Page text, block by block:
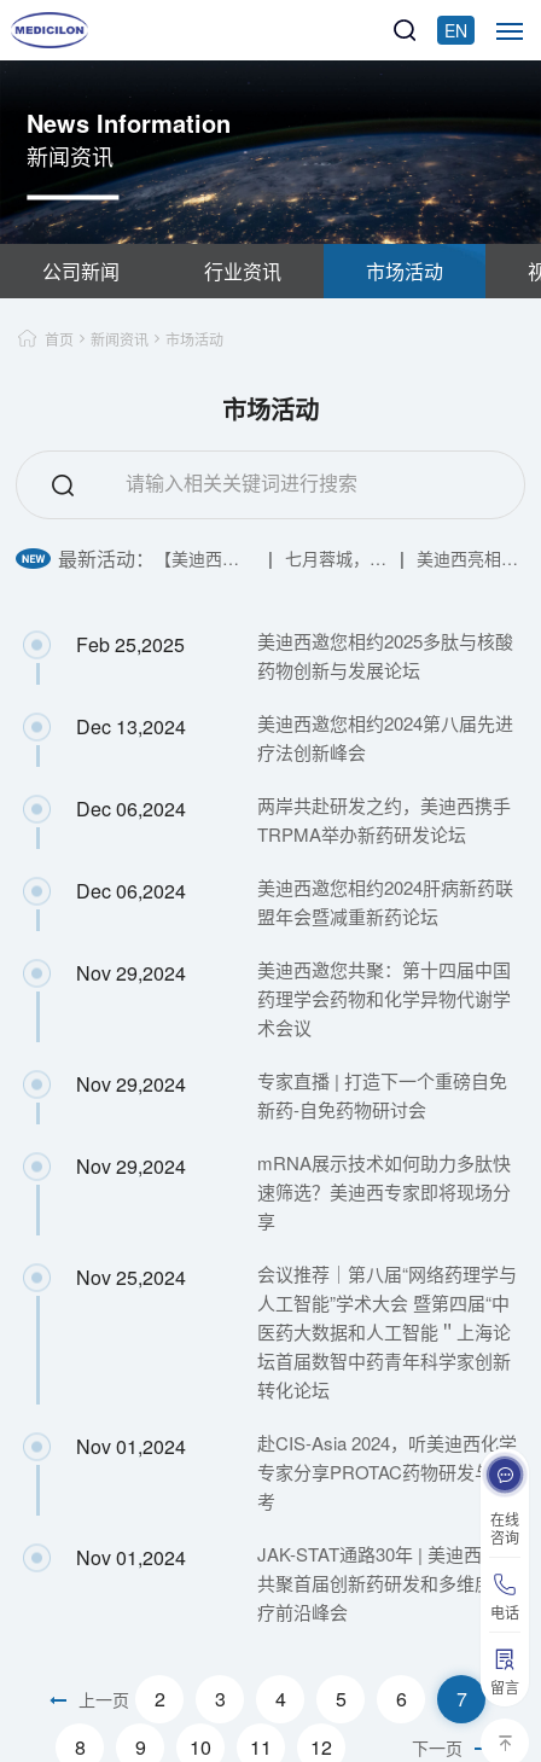
EN
在线
咨询
电话
留言
News Information
新闻资讯
公司新闻 行业资讯 市场活动
首页 新闻资讯 市场活动
市场活动
最新活动：
【美迪西主
TPD/肿瘤免
| 七月蓉城，美
部创新论坛，
共探核酸药物
创新之路
| 美迪西亮相
发与出海策略
分享，B66展
位邀您相聚
Feb 25,2025
美迪西邀您相约2025多肽与核酸
药物创新与发展论坛
Dec 13,2024
美迪西邀您相约2024第八届先进
疗法创新峰会
Dec 06,2024
两岸共赴研发之约，美迪西携手
TRPMA举办新药研发论坛
Dec 06,2024
美迪西邀您相约2024肝病新药联
盟年会暨减重新药论坛
Nov 29,2024
美迪西邀您共聚：第十四届中国
药理学会药物和化学异物代谢学
术会议
Nov 29,2024
专家直播 | 打造下一个重磅自免
新药-自免药物研讨会
Nov 29,2024
mRNA展示技术如何助力多肽快
速筛选？美迪西专家即将现场分
享
Nov 25,2024
会议推荐｜第八届“网络药理学与
人工智能”学术大会 暨第四届“中
医药大数据和人工智能＂上海论
坛首届数智中药青年科学家创新
转化论坛
Nov 01,2024
赴CIS-Asia 2024，听美迪西化学
专家分享PROTAC药物研发与思
考
Nov 01,2024
JAK-STAT通路30年 | 美迪西邀您
共聚首届创新药研发和多维度治
疗前沿峰会
上一页 2 3 4 5 6
7
8
9 10 11 12 下一页